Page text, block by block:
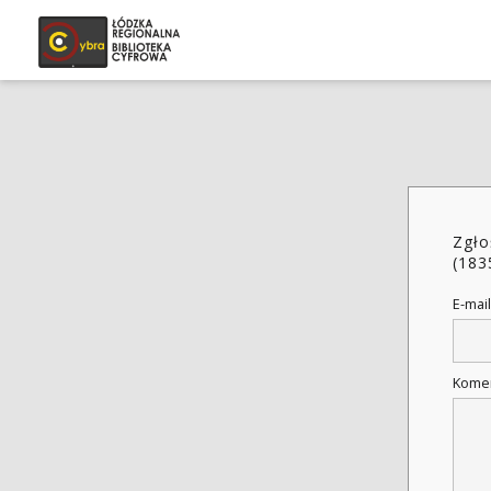
E-mail